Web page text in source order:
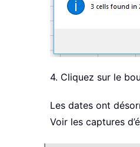
4. Cliquez sur le
Les dates ont
Voir les captures